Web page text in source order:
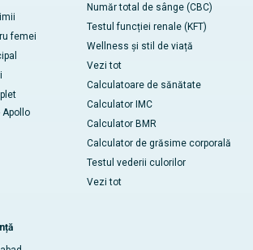
femei
Apollo
Număr total de sânge (CBC)
Testul funcției renale (KFT)
Wellness și stil de viață
Vezi tot
Calculatoare de sănătate
Calculator IMC
Calculator BMR
Calculator de grăsime corporală
Testul vederii culorilor
Vezi tot